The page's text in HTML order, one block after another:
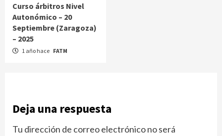
Curso árbitros Nivel
Autonómico – 20
Septiembre (Zaragoza)
– 2025
1 año hace FATM
Deja una respuesta
Tu dirección de correo electrónico no ser